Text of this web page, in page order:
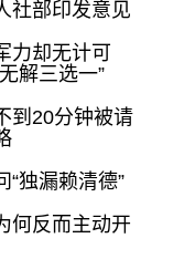
社部印发意见
力却无计可
解三选一”
到20分钟被请
“独漏赖清德”
何反而主动开